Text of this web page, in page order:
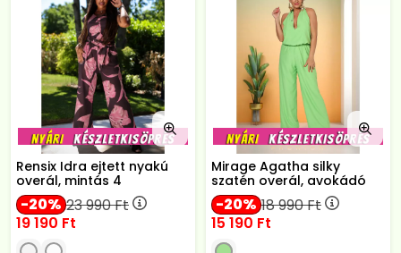
Rensix Idra ejtett nyakú
overál, mintás 4
20 23 990Ft
19 190 Ft
Mirage Agatha silky
szatén overál, avokádó
20 18 990Ft
15 190 Ft